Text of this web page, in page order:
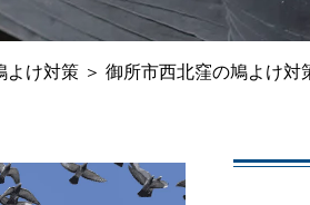
よけ対策 ＞ 御所市西北窪の鳩よけ対